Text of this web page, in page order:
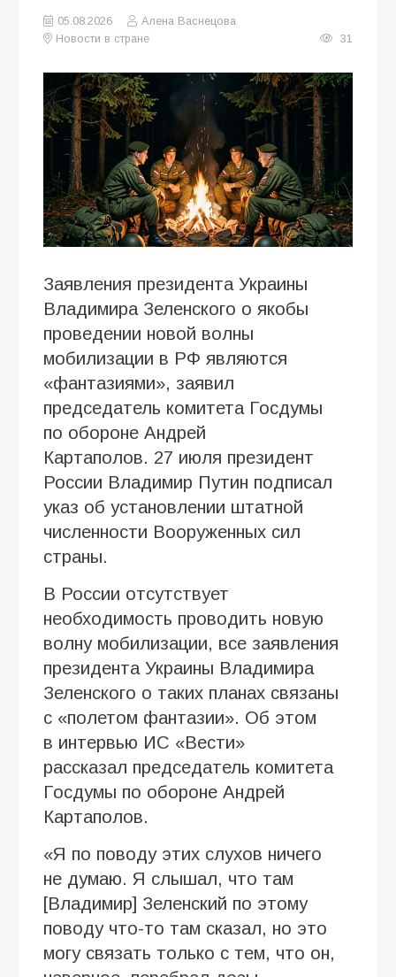
05.08.2026
Алена Васнецова
Новости в стране
31
Заявления президента Украины
Владимира Зеленского о якобы
проведении новой волны
мобилизации в РФ являются
«фантазиями», заявил
председатель комитета Госдумы
по обороне Андрей
Картаполов. 27 июля президент
России Владимир Путин подписал
указ об установлении штатной
численности Вооруженных сил
страны.
В России отсутствует
необходимость проводить новую
волну мобилизации, все заявления
президента Украины Владимира
Зеленского о таких планах связаны
с «полетом фантазии». Об этом
в интервью ИC «Вести»
рассказал председатель комитета
Госдумы по обороне Андрей
Картаполов.
«Я по поводу этих слухов ничего
не думаю. Я слышал, что там
[Владимир] Зеленский по этому
поводу что-то там сказал, но это
могу связать только с тем, что он,